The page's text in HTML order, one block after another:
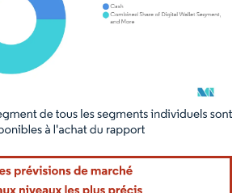
La réutilisation nécessite une attribution sous CC BY